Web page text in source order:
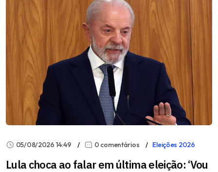
05/08/2026 14:49 0 comentários Eleições 2026
Lula choca ao falar em última eleição: ‘Vou